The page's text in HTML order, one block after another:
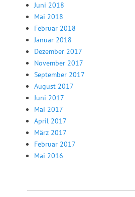
Juni 2018
Mai 2018
Februar 2018
Januar 2018
Dezember 2017
November 2017
September 2017
August 2017
Juni 2017
Mai 2017
April 2017
März 2017
Februar 2017
Mai 2016